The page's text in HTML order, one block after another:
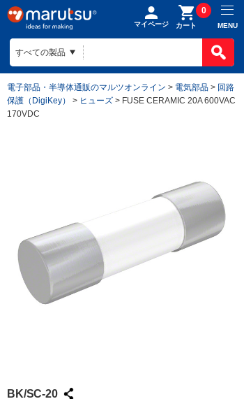
マイページ カート
0
MENU
電子部品・半導体通販のマルツオンライン > 電気部品 > 回路
保護（DigiKey）
> ヒューズ > FUSE CERAMIC 20A 600VAC
170VDC
BK/SC-20